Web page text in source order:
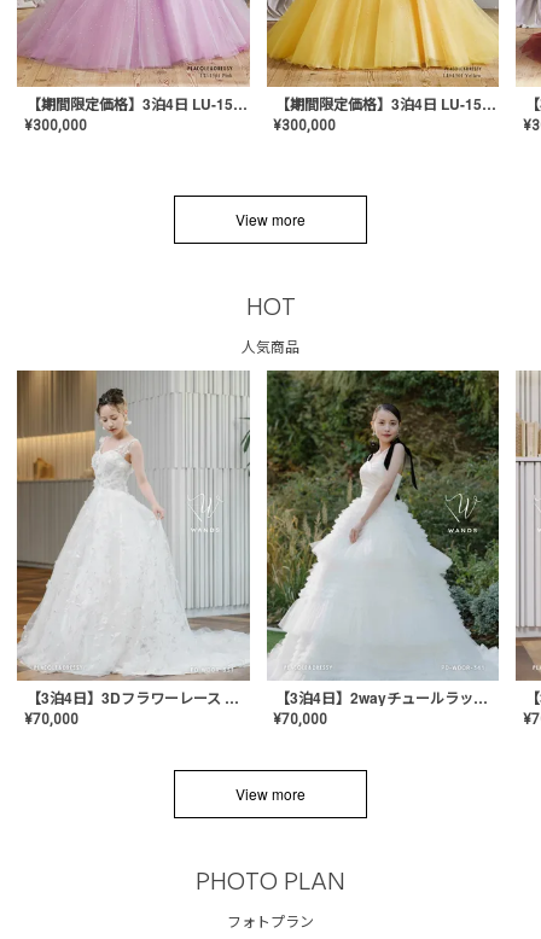
【期間限定価格】3泊4日 LU-1501(Pink)
¥300,000
【期間限定価格】3泊4日 LU-1501(Yellow)
¥300,000 ¥
View more
HOT
人気商品
【3泊4日】3Dフラワーレース ドレス〈PD-WDOR-331〉
¥70,000
【3泊4日】2wayチュールラッフルドレス〈PD-WDOR-341RTL〉
¥70,000 ¥
View more
PHOTO PLAN
フォトプラン